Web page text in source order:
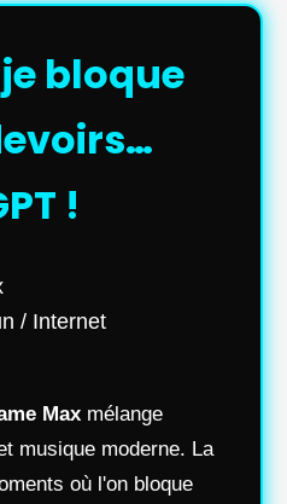
bloque
!
/ Internet
Max mélange
musique moderne. La
où l'on bloque